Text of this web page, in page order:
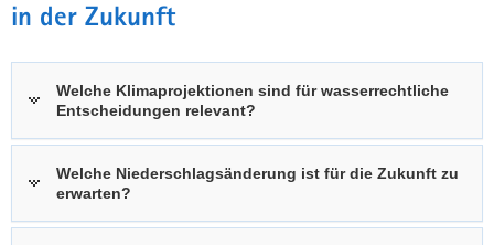
in der Zukunft
Welche Klimaprojektionen sind für wasserrechtliche
Entscheidungen relevant?
Welche Niederschlagsänderung ist für die Zukunft zu
erwarten?